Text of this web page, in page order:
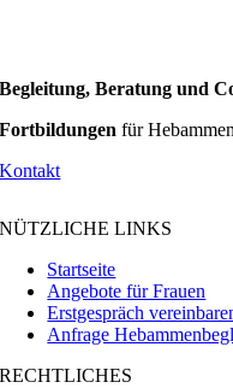
Begleitung, Beratung und
Fortbildungen für
Kontakt
NÜTZLICHE LINKS
Startseite
Angebote für Frauen
Erstgespräch
Anfrage
RECHTLICHES